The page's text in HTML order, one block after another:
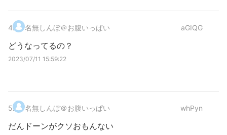
4. 名無しんぼ＠お腹いっぱい aGIQG
どうなってるの？
2023/07/11 15:59:22
5. 名無しんぼ＠お腹いっぱい whPyn
だんドーンがクソおもんない